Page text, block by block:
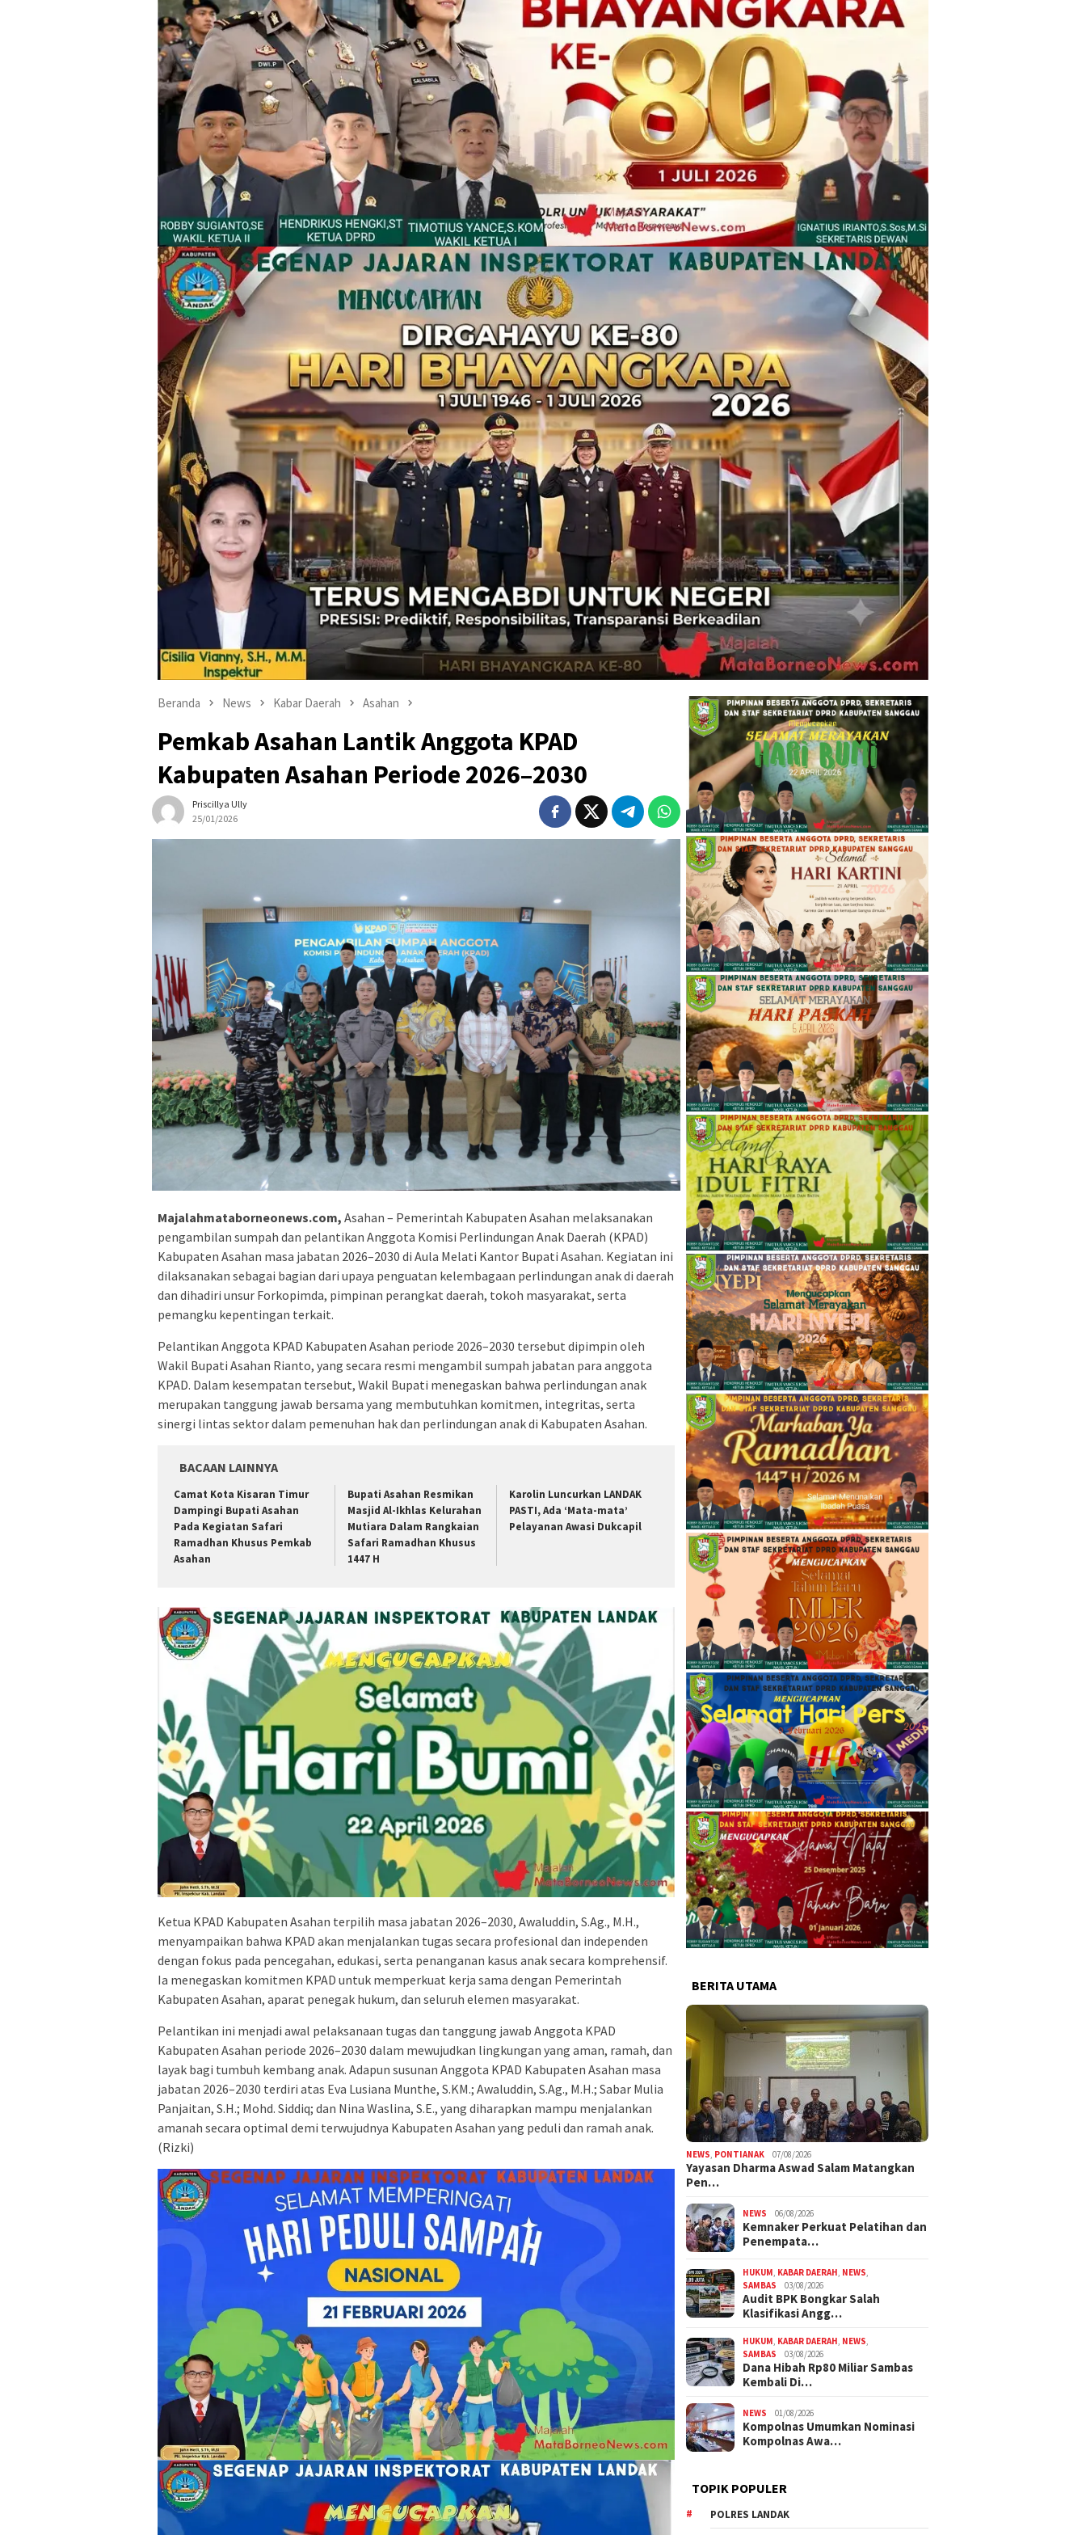
Beranda News Kabar Daerah Asahan
Pemkab Asahan Lantik Anggota KPAD
Kabupaten Asahan Periode 2026–2030
Priscillya Ully
25/01/2026
Majalahmataborneonews.com, Asahan – Pemerintah Kabupaten Asahan melaksanakan
pengambilan sumpah dan pelantikan Anggota Komisi Perlindungan Anak Daerah (KPAD)
Kabupaten Asahan masa jabatan 2026–2030 di Aula Melati Kantor Bupati Asahan. Kegiatan ini
dilaksanakan sebagai bagian dari upaya penguatan kelembagaan perlindungan anak di daerah
dan dihadiri unsur Forkopimda, pimpinan perangkat daerah, tokoh masyarakat, serta
pemangku kepentingan terkait.
Pelantikan Anggota KPAD Kabupaten Asahan periode 2026–2030 tersebut dipimpin oleh
Wakil Bupati Asahan Rianto, yang secara resmi mengambil sumpah jabatan para anggota
KPAD. Dalam kesempatan tersebut, Wakil Bupati menegaskan bahwa perlindungan anak
merupakan tanggung jawab bersama yang membutuhkan komitmen, integritas, serta
sinergi lintas sektor dalam pemenuhan hak dan perlindungan anak di Kabupaten Asahan.
BACAAN LAINNYA
‎Camat Kota Kisaran Timur
Dampingi Bupati Asahan
Pada Kegiatan Safari
Ramadhan Khusus Pemkab
Asahan
Bupati Asahan Resmikan
Masjid Al-Ikhlas Kelurahan
Mutiara Dalam Rangkaian
Safari Ramadhan Khusus
1447 H
Karolin Luncurkan LANDAK
PASTI, Ada ‘Mata-mata’
Pelayanan Awasi Dukcapil
Ketua KPAD Kabupaten Asahan terpilih masa jabatan 2026–2030, Awaluddin, S.Ag., M.H.,
menyampaikan bahwa KPAD akan menjalankan tugas secara profesional dan independen
dengan fokus pada pencegahan, edukasi, serta penanganan kasus anak secara komprehensif.
Ia menegaskan komitmen KPAD untuk memperkuat kerja sama dengan Pemerintah
Kabupaten Asahan, aparat penegak hukum, dan seluruh elemen masyarakat.
Pelantikan ini menjadi awal pelaksanaan tugas dan tanggung jawab Anggota KPAD
Kabupaten Asahan periode 2026–2030 dalam mewujudkan lingkungan yang aman, ramah, dan
layak bagi tumbuh kembang anak. Adapun susunan Anggota KPAD Kabupaten Asahan masa
jabatan 2026–2030 terdiri atas Eva Lusiana Munthe, S.KM.; Awaluddin, S.Ag., M.H.; Sabar Mulia
Panjaitan, S.H.; Mohd. Siddiq; dan Nina Waslina, S.E., yang diharapkan mampu menjalankan
amanah secara optimal demi terwujudnya Kabupaten Asahan yang peduli dan ramah anak.
(Rizki)
BERITA UTAMA
NEWS PONTIANAK 07/08/2026
Yayasan Dharma Aswad Salam Matangkan
Pen…
NEWS 06/08/2026
Kemnaker Perkuat Pelatihan dan
Penempata…
HUKUM KABAR DAERAH NEWS
SAMBAS
03/08/2026
Audit BPK Bongkar Salah
Klasifikasi Angg…
HUKUM KABAR DAERAH NEWS
SAMBAS
03/08/2026
Dana Hibah Rp80 Miliar Sambas
Kembali Di…
NEWS 01/08/2026
Kompolnas Umumkan Nominasi
Kompolnas Awa…
TOPIK POPULER
POLRES LANDAK